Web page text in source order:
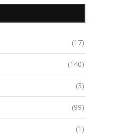
(17)
(140)
(3)
(99)
(1)